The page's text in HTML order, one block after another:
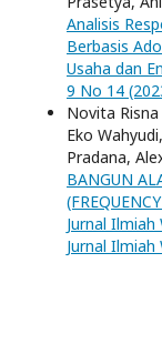
Analisis
Berbasis
Usaha dan
9 No 14
Novita
Eko
Pradana,
BANGUN
Jurnal Ilmiah
Jurnal Ilmiah